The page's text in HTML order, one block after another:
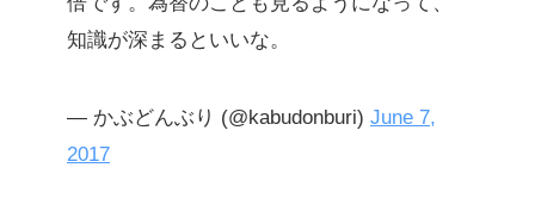
知識が深まるといいな。
— かぶどんぶり (@kabudonburi) June 7,
2017